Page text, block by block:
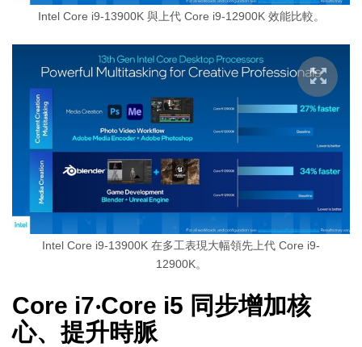
Intel Core i9-13900K 與上代 Core i9-12900K 效能比較。
Intel Core i9-13900K 在多工表現大幅領先上代 Core i9-
12900K。
Core i7‧Core i5 同步增加核
心、提升時脈